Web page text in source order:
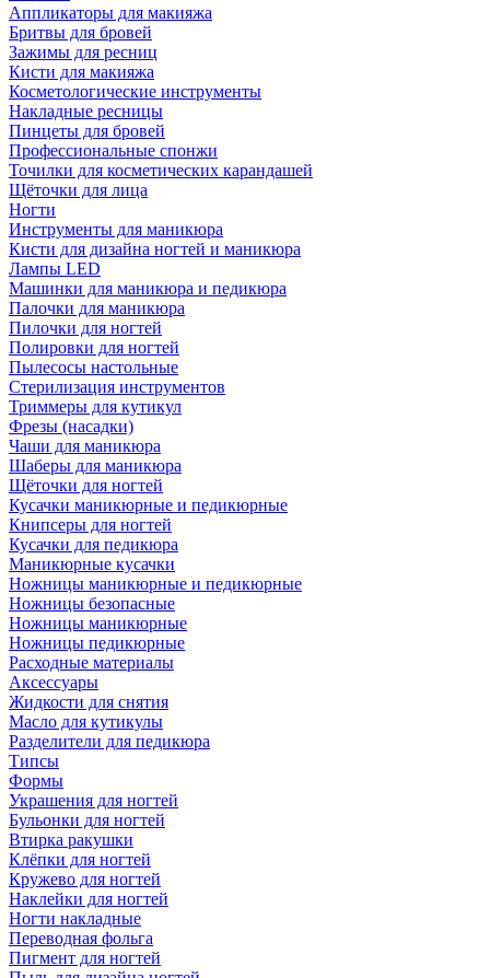
Аппликаторы для макияжа
Бритвы для бровей
Зажимы для ресниц
Кисти для макияжа
Косметологические инструменты
Накладные ресницы
Пинцеты для бровей
Профессиональные спонжи
Точилки для косметических карандашей
Щёточки для лица
Ногти
Инструменты для маникюра
Кисти для дизайна ногтей и маникюра
Лампы LED
Машинки для маникюра и педикюра
Палочки для маникюра
Пилочки для ногтей
Полировки для ногтей
Пылесосы настольные
Стерилизация инструментов
Триммеры для кутикул
Фрезы (насадки)
Чаши для маникюра
Шаберы для маникюра
Щёточки для ногтей
Кусачки маникюрные и педикюрные
Книпсеры для ногтей
Кусачки для педикюра
Маникюрные кусачки
Ножницы маникюрные и педикюрные
Ножницы безопасные
Ножницы маникюрные
Ножницы педикюрные
Расходные материалы
Аксессуары
Жидкости для снятия
Масло для кутикулы
Разделители для педикюра
Типсы
Формы
Украшения для ногтей
Бульонки для ногтей
Втирка ракушки
Клёпки для ногтей
Кружево для ногтей
Наклейки для ногтей
Ногти накладные
Переводная фольга
Пигмент для ногтей